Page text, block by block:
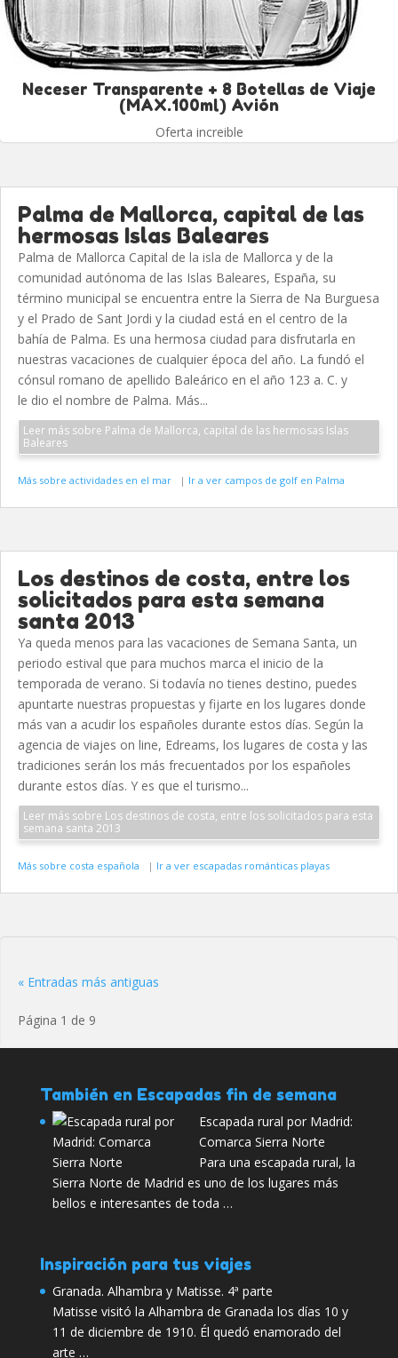
Neceser Transparente + 8 Botellas de Viaje
(MAX.100ml) Avión
Oferta increible
Palma de Mallorca, capital de las
hermosas Islas Baleares
Palma de Mallorca Capital de la isla de Mallorca y de la
comunidad autónoma de las Islas Baleares, España, su
término municipal se encuentra entre la Sierra de Na Burguesa
y el Prado de Sant Jordi y la ciudad está en el centro de la
bahía de Palma. Es una hermosa ciudad para disfrutarla en
nuestras vacaciones de cualquier época del año. La fundó el
cónsul romano de apellido Baleárico en el año 123 a. C. y
le dio el nombre de Palma. Más...
Leer más sobre Palma de Mallorca, capital de las hermosas Islas
Baleares
Más sobre actividades en el mar | Ir a ver campos de golf en Palma
Los destinos de costa, entre los
solicitados para esta semana
santa 2013
Ya queda menos para las vacaciones de Semana Santa, un
periodo estival que para muchos marca el inicio de la
temporada de verano. Si todavía no tienes destino, puedes
apuntarte nuestras propuestas y fijarte en los lugares donde
más van a acudir los españoles durante estos días. Según la
agencia de viajes on line, Edreams, los lugares de costa y las
tradiciones serán los más frecuentados por los españoles
durante estos días. Y es que el turismo...
Leer más sobre Los destinos de costa, entre los solicitados para esta
semana santa 2013
Más sobre costa española | Ir a ver escapadas románticas playas
« Entradas más antiguas
Página 1 de 9
También en Escapadas fin de semana
Escapada rural por Madrid:
Comarca Sierra Norte
Para una escapada rural, la
Sierra Norte de Madrid es uno de los lugares más
bellos e interesantes de toda …
Inspiración para tus viajes
Granada. Alhambra y Matisse. 4ª parte
Matisse visitó la Alhambra de Granada los días 10 y
11 de diciembre de 1910. Él quedó enamorado del
arte …